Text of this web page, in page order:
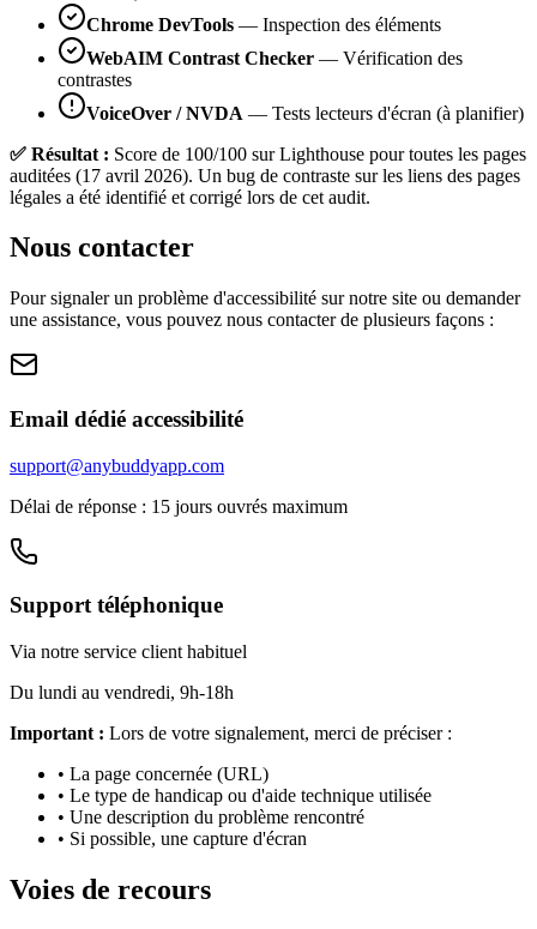
Chrome DevTools — Inspection des éléments
WebAIM Contrast Checker — Vérification des
contrastes
VoiceOver / NVDA — Tests lecteurs d'écran (à planifier)
✅ Résultat : Score de 100/100 sur Lighthouse pour toutes les pages
auditées (17 avril 2026). Un bug de contraste sur les liens des pages
légales a été identifié et corrigé lors de cet audit.
Nous contacter
Pour signaler un problème d'accessibilité sur notre site ou demander
une assistance, vous pouvez nous contacter de plusieurs façons :
Email dédié accessibilité
support@anybuddyapp.com
Délai de réponse : 15 jours ouvrés maximum
Support téléphonique
Via notre service client habituel
Du lundi au vendredi, 9h-18h
Important : Lors de votre signalement, merci de préciser :
• La page concernée (URL)
• Le type de handicap ou d'aide technique utilisée
• Une description du problème rencontré
• Si possible, une capture d'écran
Voies de recours